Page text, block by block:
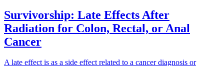
Survivorship: Late Effects After
Radiation for Colon, Rectal, or Anal
Cancer
A late effect is as a side effect related to a cancer diagnosis or